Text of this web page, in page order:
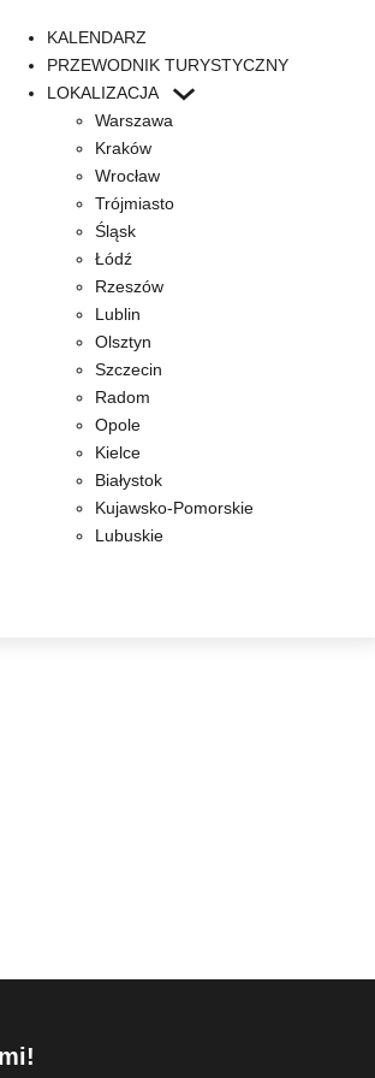
KALENDARZ
PRZEWODNIK TURYSTYCZNY
LOKALIZACJA
Warszawa
Kraków
Wrocław
Trójmiasto
Śląsk
Łódź
Rzeszów
Lublin
Olsztyn
Szczecin
Radom
Opole
Kielce
Białystok
Kujawsko-Pomorskie
Lubuskie